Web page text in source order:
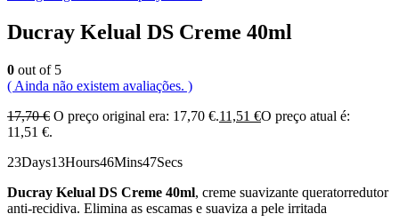
Ducray Kelual DS Creme 40ml
0 out of 5
( Ainda não existem avaliações. )
17,70€ O preço original era: 17,70 €.11,51 €O preço atual é:
11,51 €.
23Days13Hours46Mins47Secs
Ducray Kelual DS Creme 40ml, creme suavizante queratorredutor
anti-recidiva. Elimina as escamas e suaviza a pele irritada